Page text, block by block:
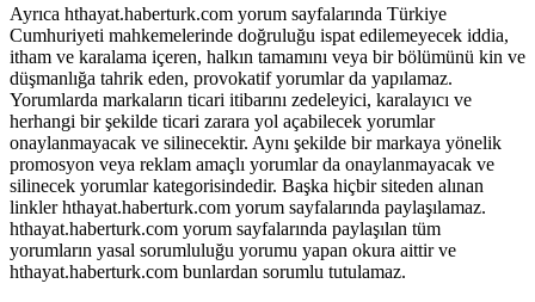
Ayrıca hthayat.haberturk.com yorum sayfalarında Türkiye
Cumhuriyeti mahkemelerinde doğruluğu ispat edilemeyecek iddia,
itham ve karalama içeren, halkın tamamını veya bir bölümünü kin ve
düşmanlığa tahrik eden, provokatif yorumlar da yapılamaz.
Yorumlarda markaların ticari itibarını zedeleyici, karalayıcı ve
herhangi bir şekilde ticari zarara yol açabilecek yorumlar
onaylanmayacak ve silinecektir. Aynı şekilde bir markaya yönelik
promosyon veya reklam amaçlı yorumlar da onaylanmayacak ve
silinecek yorumlar kategorisindedir. Başka hiçbir siteden alınan
linkler hthayat.haberturk.com yorum sayfalarında paylaşılamaz.
hthayat.haberturk.com yorum sayfalarında paylaşılan tüm
yorumların yasal sorumluluğu yorumu yapan okura aittir ve
hthayat.haberturk.com bunlardan sorumlu tutulamaz.